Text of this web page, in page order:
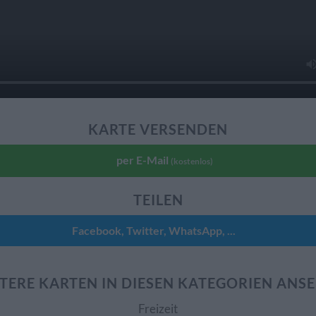
KARTE VERSENDEN
per E-Mail (kostenlos)
TEILEN
Facebook, Twitter, WhatsApp, ...
KARTEN IN DIESEN KATEGORIEN
Freizeit